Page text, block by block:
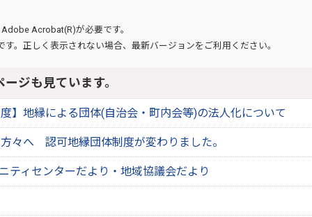
Adobe Acrobat(R)が必要です。
す。正しく表示されない場合、最新バージョンをご利用ください。
ジも見ています。
】地縁による団体(自治会・町内会等)の法人化について
々へ 認可地縁団体制度が変わりました。
ティセンターだより・地域協議会だより